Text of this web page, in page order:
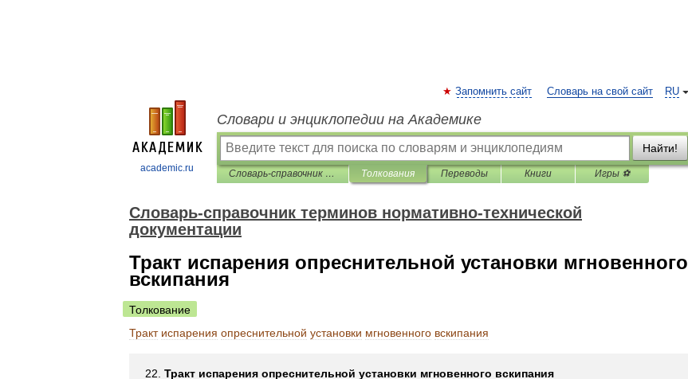
academic.ru
RU
Запомнить сайт Словарь на свой сайт
Словари и энциклопедии на Академике
Найти!
Словарь-справочник терминов нормативно-технической документации Толкования Переводы Книги Игры ⚽
Словарь-справочник терминов нормативно-технической
документации
Тракт испарения опреснительной установки мгновенного
вскипания
Толкование
Тракт испарения опреснительной установки мгновенного вскипания
22 Тракт испарения опреснительной установки мгновенного вскипания